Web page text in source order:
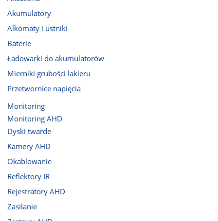
Akumulatory
Alkomaty i ustniki
Baterie
Ładowarki do akumulatorów
Mierniki grubości lakieru
Przetwornice napięcia
Monitoring
Monitoring AHD
Dyski twarde
Kamery AHD
Okablowanie
Reflektory IR
Rejestratory AHD
Zasilanie